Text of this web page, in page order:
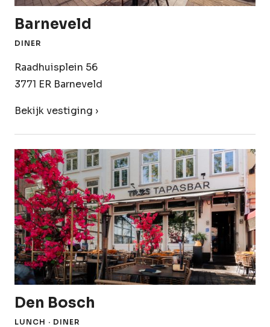
Barneveld
DINER
Raadhuisplein 56
3771 ER Barneveld
Bekijk vestiging ›
Den Bosch
LUNCH · DINER